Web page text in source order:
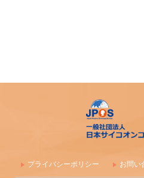
アピアランス＜問題＞への心理社
プライバシーポリシー お問い